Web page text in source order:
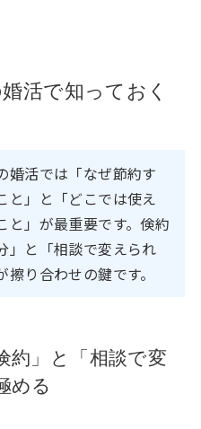
活で知っておく
婚活では「なぜ節約す
と」と「どこでは使え
と」が最重要です。倹約
」と「相談で変えられ
り合わせの鍵です。
約」と「相談で変
める